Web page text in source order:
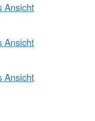
Ansicht
Ansicht
Ansicht